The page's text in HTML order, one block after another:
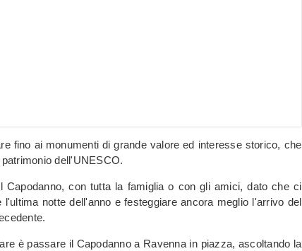
fino ai monumenti di grande valore ed interesse storico, che
dell'UNESCO.
con tutta la famiglia o con gli amici, dato che ci
notte dell'anno e festeggiare ancora meglio l'arrivo del
è passare il Capodanno a Ravenna in piazza, ascoltando la